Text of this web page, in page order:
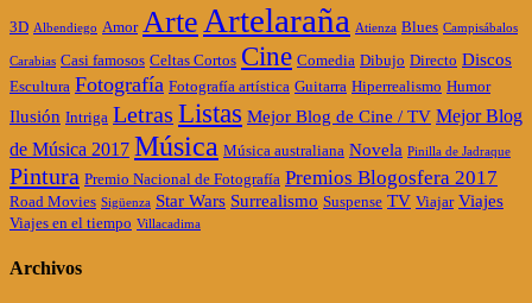
3D Albendiego Amor Arte Artelaraña Atienza Blues Campisábalos
Carabias Casi famosos Celtas Cortos Cine Comedia Dibujo Directo Discos
Escultura Fotografía Fotografía artística Guitarra Hiperrealismo Humor
Ilusión Intriga Letras Listas Mejor Blog de Cine / TV Mejor Blog
de Música 2017 Música Música australiana Novela Pinilla de Jadraque
Pintura Premio Nacional de Fotografía Premios Blogosfera 2017
Road Movies Sigüenza Star Wars Surrealismo Suspense TV Viajar Viajes
Viajes en el tiempo Villacadima
Archivos